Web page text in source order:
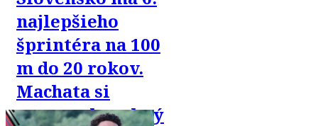
najlepšieho
šprintéra na 100
m do 20 rokov.
Machata si
vyrovnal osobný